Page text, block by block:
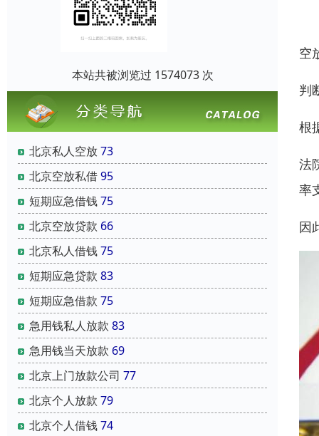
本站共被浏览过 1574073 次
北京私人空放73
北京空放私借95
短期应急借钱75
北京空放贷款 66
北京私人借钱75
短期应急贷款 83
短期应急借款 75
急用钱私人放款 83
急用钱当天放款 69
北京上门放款公司 77
北京个人放款 79
北京个人借钱74
空
判
根
法
率
因